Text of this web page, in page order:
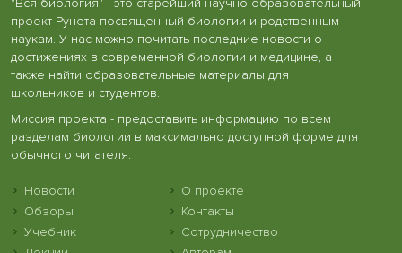
"Вся биология" - это старейший научно-образовательный
проект Рунета посвященный биологии и родственным
наукам. У нас можно почитать последние новости о
достижениях в современной биологии и медицине, а
также найти образовательные материалы для
школьников и студентов.
Миссия проекта - предоставить информацию по всем
разделам биологии в максимально доступной форме для
обычного читателя.
Новости
Обзоры
Учебник
О проекте
Контакты
Сотрудничество